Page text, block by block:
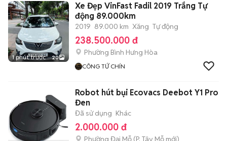
1 phút trước 20
Xe Đẹp VinFast Fadil 2019 Trắng Tự
động 89.000km
2019 89.000 km Xăng Tự động
238.500.000 đ
Phường Bình Hưng Hòa
CÔNG TỨ CHÍN
Robot hút bụi Ecovacs Deebot Y1 Pro
Đen
Đã sử dụng Khác
2.000.000 đ
Phường Đại Mỗ (P. Tây Mỗ mới)